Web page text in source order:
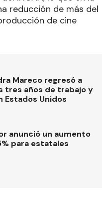
reducción de más del
de cine
Mareco regresó a
tres años de trabajo y
Estados Unidos
anunció un aumento
para estatales